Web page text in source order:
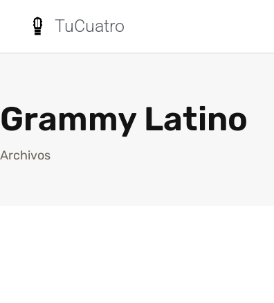
TuCuatro
Grammy Latino
Archivos